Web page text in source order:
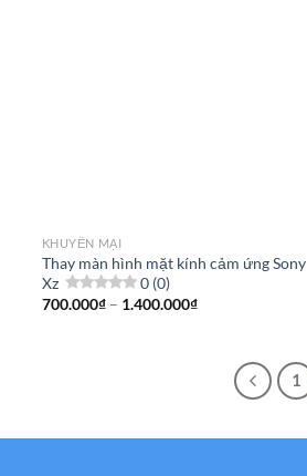
KHUYẾN MẠI
Thay màn hình mặt kính cảm ứng Sony
Xz
0 (0)
700.000₫ – 1.400.000₫Khoảng
1.400.000₫
1